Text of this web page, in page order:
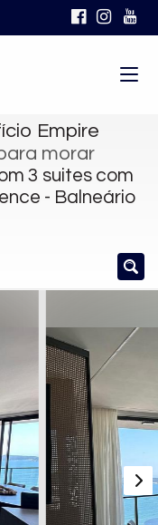
Empire
morar
3 suites com
- Balneário